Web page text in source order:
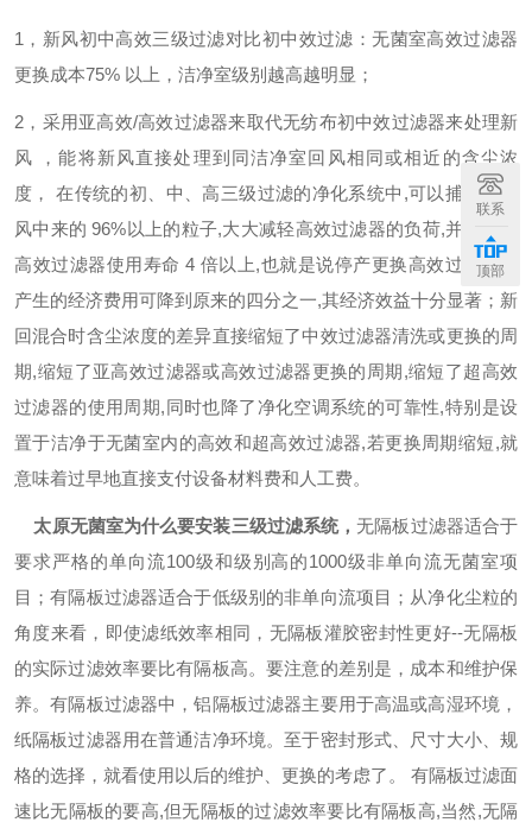
1 ，新风初中高效三级过滤对比初中效过滤：无菌室高效过滤器
更换成本75% 以上，洁净室级别越高越明显；
2 ，采用亚高效/高效过滤器来取代无纺布初中效过滤器来处理新
风
，能将新风直接处理到同洁净室回风相同或相近的含尘浓
度，
在传统的初、中、高三级过滤的净化系统中 ,可以捕获从新
风中来的 96%以上的粒子,大大减轻高效过滤器的负荷,并可延长
高效过滤器使用寿命 4 倍以上,也就是说停产更换高效过滤器所
产生的经济费用可降到原来的四分之一,其经济效益十分显著；新
回混合时含尘浓度的差异直接缩短了中效过滤器清洗或更换的周
期,缩短了亚高效过滤器或高效过滤器更换的周期,缩短了超高效
过滤器的使用周期,同时也降了净化空调系统的可靠性,特别是设
置于洁净于无菌室内的高效和超高效过滤器,若更换周期缩短,就
意味着过早地直接支付设备材料费和人工费。
太原无菌室为什么要安装三级过滤系统，无隔板过滤器适合于
要求严格的单向流100级和级别高的1000级非单向流无菌室项
目；有隔板过滤器适合于低级别的非单向流项目；从净化尘粒的
角度来看，即使滤纸效率相同，无隔板灌胶密封性更好--无隔板
的实际过滤效率要比有隔板高。要注意的差别是，成本和维护保
养。有隔板过滤器中，铝隔板过滤器主要用于高温或高湿环境，
纸隔板过滤器用在普通洁净环境。至于密封形式、尺寸大小、规
格的选择，就看使用以后的维护、更换的考虑了。
有隔板过滤面
速比无隔板的要高,但无隔板的过滤效率要比有隔板高,当然,无隔
联系
顶部